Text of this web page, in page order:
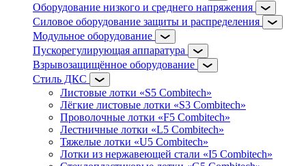
Оборудование низкого и среднего напряжения
Силовое оборудование защиты и распределения
Модульное оборудование
Пускорегулирующая аппаратура
Взрывозащищённое оборудование
Стиль ДКС
Листовые лотки «S5 Combitech»
Лёгкие листовые лотки «S3 Combitech»
Проволочные лотки «F5 Combitech»
Лестничные лотки «L5 Combitech»
Тяжелые лотки «U5 Combitech»
Лотки из нержавеющей стали «I5 Combitech»